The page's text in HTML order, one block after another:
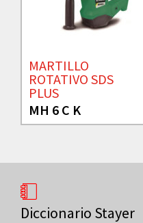
MARTILLO
ROTATIVO SDS
PLUS
MH 6 C K
Diccionario Stayer